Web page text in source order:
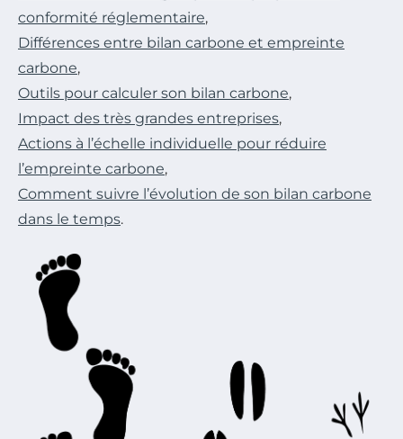
conformité réglementaire,
Différences entre bilan carbone et empreinte
carbone,
Outils pour calculer son bilan carbone,
Impact des très grandes entreprises,
Actions à l’échelle individuelle pour réduire
l’empreinte carbone,
Comment suivre l’évolution de son bilan carbone
dans le temps.